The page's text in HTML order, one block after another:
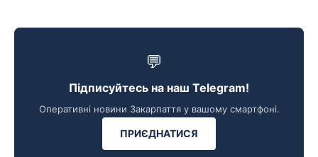
💬
Підписуйтесь на наш Telegram!
Оперативні новини Закарпаття у вашому смартфоні.
ПРИЄДНАТИСЯ